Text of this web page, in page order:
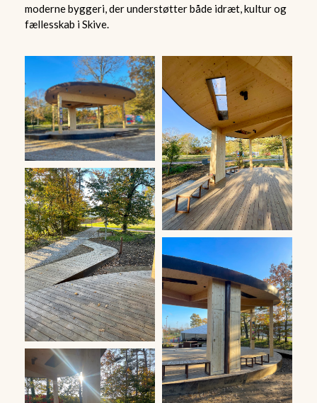
moderne byggeri, der understøtter både idræt, kultur og
fællesskab i Skive.